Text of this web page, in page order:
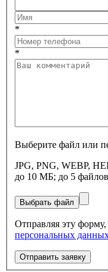
*
*
Выберите файл или
JPG, PNG, WEBP,
до 10 МБ; до 5 файлов
Выбрать файл
Отправляя эту форму,
персональных
Отправить заявку